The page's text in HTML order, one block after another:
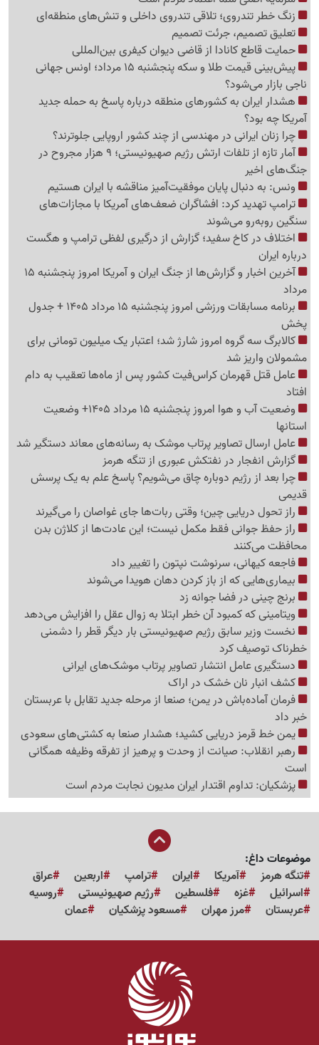
زنگ خطر تندروی؛ تلاقی تندروی داخلی و تنش‌های منطقه‌ای
تعلیق تصمیم، جرئت تصمیم
حمایت قاطع کانادا از قاضی دیوان کیفری بین‌المللی
پیش‌بینی قیمت طلا و سکه پنجشنبه 15 مرداد؛ اونس جهانی
ناجی بازار می‌شود؟
هشدار ایران به کشورهای منطقه درباره پاسخ به حمله جدید
آمریکا چه بود؟
چرا زنان ایرانی در مهندسی از چند کشور اروپایی جلوترند؟
آمار تازه از تلفات ارتش رژیم صهیونیستی؛ 9 هزار مجروح در
جنگ‌های اخیر
ونس: به دنبال پایان موفقیت‌آمیز مناقشه با ایران هستیم
ترامپ تهدید کرد: افشاگران ضعف‌های آمریکا با مجازات‌های
سنگین روبه‌رو می‌شوند
اختلاف در کاخ سفید؛ گزارش از درگیری لفظی ترامپ و هگست
درباره ایران
آخرین اخبار و گزارش‌ها از جنگ ایران و آمریکا امروز پنجشنبه 15
مرداد
برنامه مسابقات ورزشی امروز پنجشنبه 15 مرداد 1405 + جدول
پخش
کالابرگ سه گروه امروز شارژ شد؛ اعتبار یک میلیون تومانی برای
مشمولان واریز شد
عامل قتل قهرمان کراس‌فیت کشور پس از ماه‌ها تعقیب به دام
افتاد
وضعیت آب و هوا امروز پنجشنبه 15 مرداد 1405+ وضعیت
استانها
عامل ارسال تصاویر پرتاب موشک به رسانه‌های معاند دستگیر شد
گزارش انفجار در نفتکش عبوری از تنگه هرمز
چرا بعد از رژیم دوباره چاق می‌شویم؟ پاسخ علم به یک پرسش
قدیمی
راز تحول دریایی چین؛ وقتی ربات‌ها جای غواصان را می‌گیرند
راز حفظ جوانی فقط مکمل نیست؛ این عادت‌ها از کلاژن بدن
محافظت می‌کنند
فاجعه کیهانی، سرنوشت نپتون را تغییر داد
بیماری‌هایی که از باز کردن دهان هویدا می‌شوند
برنج چینی در فضا جوانه زد
ویتامینی که کمبود آن خطر ابتلا به زوال عقل را افزایش می‌دهد
نخست وزیر سابق رژیم صهیونیستی بار دیگر قطر را دشمنی
خطرناک توصیف کرد
دستگیری عامل انتشار تصاویر پرتاب موشک‌های ایرانی
کشف انبار نان خشک در اراک
فرمان آماده‌باش در یمن؛ صنعا از مرحله جدید تقابل با عربستان
خبر داد
یمن خط قرمز دریایی کشید؛ هشدار صنعا به کشتی‌های سعودی
رهبر انقلاب: صیانت از وحدت و پرهیز از تفرقه وظیفه همگانی
است
پزشکیان: تداوم اقتدار ایران مدیون نجابت مردم است
موضوعات داغ:
تنگه هرمز
آمریکا ایران ترامپ اربعین
عراق
اسرائیل
غزه فلسطین رژیم صهیونیستی
روسیه
عربستان
مرز مهران مسعود پزشکیان عمان